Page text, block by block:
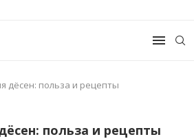
дёсен: польза и рецепты
польза и рецепты